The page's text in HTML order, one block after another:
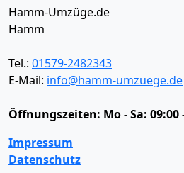
Hamm-Umzüge.de
Hamm
Tel.: 01579-2482343
E-Mail: info@hamm-umzuege.de
Öffnungszeiten: Mo - Sa:
Impressum
Datenschutz